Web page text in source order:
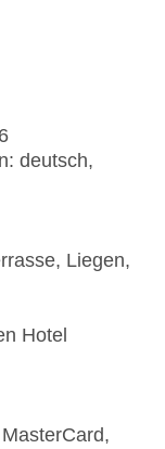
deutsch,
Liegen,
Hotel